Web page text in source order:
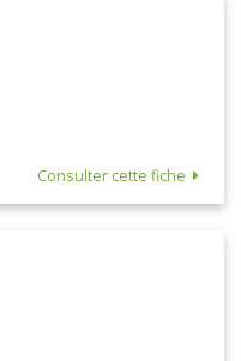
Consulter cette fiche